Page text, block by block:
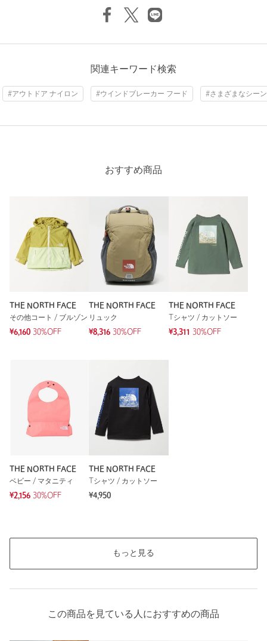
※商品の色味の目安は、商品単体の画像をご参照ください。
品名：TJ TNF CompactJKT 品番：38254000013
カテゴリー コート / ブルゾン その他コート / ブルゾン
サイズ 110cm 120cm
素材 ナイロン100％
洗濯機洗い可
原産国 ベトナム製
関連キーワード検索
#アウトドア ナイロン #ウインドブレーカー フード #さまざまなシー
おすすめ商品
THE NORTH FACE
その他コート / ブルゾン
¥6,160 30%OFF
THE NORTH FACE
リュック
¥8,316 30%OFF
THE NORTH FACE
Tシャツ / カットソー
¥3,311 30%OFF
THE NORTH FACE
ベビー / マタニティ
¥2,156 30%OFF
THE NORTH FACE
Tシャツ / カットソー
¥4,950
もっと見る
この商品を見ている人におすすめの商品